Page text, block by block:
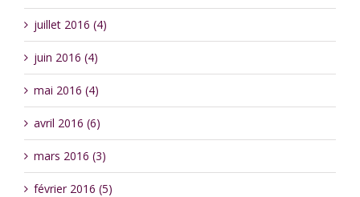
juillet 2016 (4)
juin 2016 (4)
mai 2016 (4)
avril 2016 (6)
mars 2016 (3)
février 2016 (5)